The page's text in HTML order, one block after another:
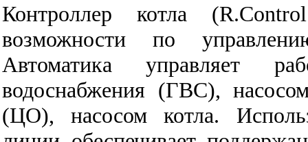
Контроллер котла
возможности по
Автоматика управляет
водоснабжения (ГВС),
(ЦО), насосом котла.